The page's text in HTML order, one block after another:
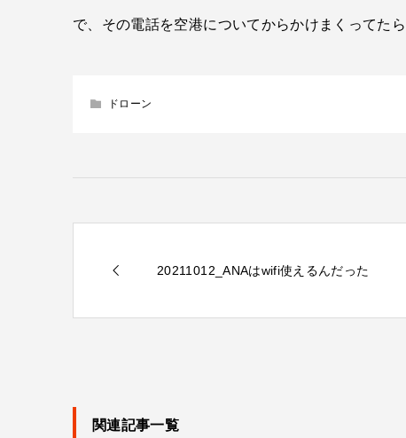
で、その電話を空港についてからかけまくってた
ドローン
20211012_ANAはwifi使えるんだった
関連記事一覧